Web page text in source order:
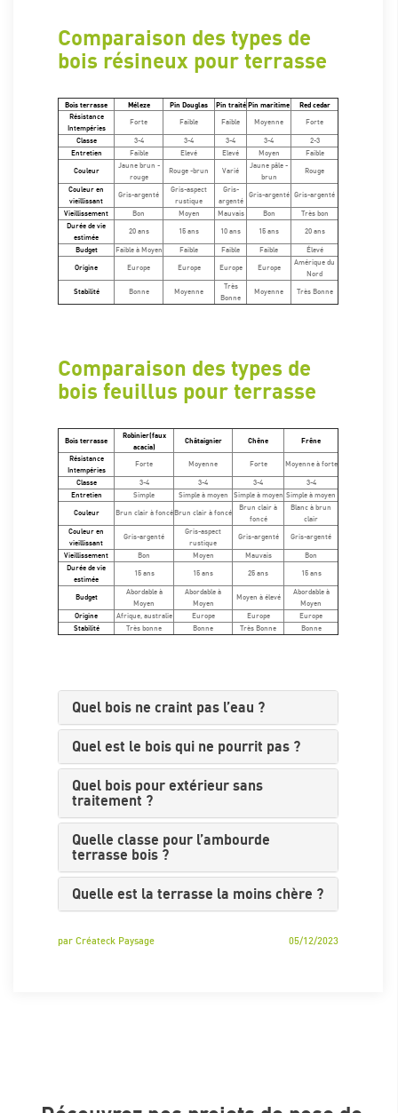
Comparaison des types de
bois résineux pour terrasse
Bois terrasse Méleze Pin Douglas Pin traité Pin maritime Red cedar
Résistance
Intempéries
Forte Faible Faible Moyenne Forte
Classe 3-4 3-4 3-4 3-4
2-3
Entretien
Faible Elevé Elevé Moyen
Faible
Couleur
Jaune brun -
rouge
Rouge -brun Varié
Jaune pâle -
brun
Rouge
Couleur en
vieillissant
Gris-argenté
Gris-aspect
rustique
Gris-
argenté
Gris-argenté Gris-argenté
Vieillissement Bon Moyen Mauvais Bon
Très bon
Durée de vie
estimée
20 ans 15 ans 10 ans 15 ans 20 ans
Budget Faible à Moyen Faible Faible Faible
Élevé
Origine
Europe Europe Europe Europe
Amérique du
Nord
Stabilité
Bonne Moyenne
Très
Bonne
Moyenne Très Bonne
Comparaison des types de
bois feuillus pour terrasse
Bois terrasse
Robinier(faux
acacia)
Châtaignier Chêne Frêne
Résistance
Intempéries
Forte Moyenne Forte Moyenne à forte
Classe 3-4 3-4 3-4
3-4
Entretien
Simple Simple à moyen Simple à moyen Simple à moyen
Couleur
Brun clair à foncéBrun clair à foncé
Brun clair à
foncé
Blanc à brun
clair
Couleur en
vieillissant
Gris-argenté
Gris-aspect
rustique
Gris-argenté Gris-argenté
Vieillissement Bon Moyen Mauvais
Bon
Durée de vie
estimée
15 ans 15 ans 25 ans 15 ans
Budget
Abordable à
Moyen
Abordable à
Moyen
Moyen à élevé
Abordable à
Moyen
Origine
Afrique, australie Europe Europe
Europe
Stabilité
Très bonne Bonne Très Bonne Bonne
Quel bois ne craint pas l’eau ?
Quel est le bois qui ne pourrit pas ?
Quel bois pour extérieur sans
traitement ?
Quelle classe pour l’ambourde
terrasse bois ?
Quelle est la terrasse la moins chère ?
par Créateck Paysage 05/12/2023